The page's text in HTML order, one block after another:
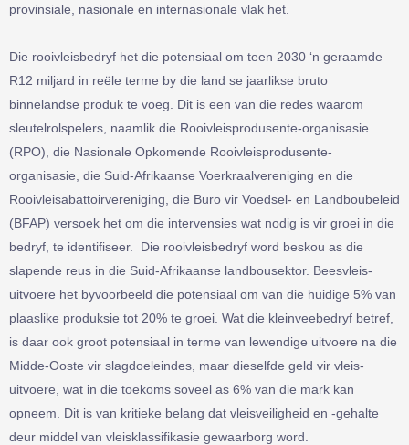
provinsiale, nasionale en internasionale vlak het.
Die rooivleisbedryf het die potensiaal om teen 2030 ‘n geraamde
R12 miljard in reële terme by die land se jaarlikse bruto
binnelandse produk te voeg. Dit is een van die redes waarom
sleutelrolspelers, naamlik die Rooivleisprodusente-organisasie
(RPO), die Nasionale Opkomende Rooivleisprodusente-
organisasie, die Suid-Afrikaanse Voerkraalvereniging en die
Rooivleisabattoirvereniging, die Buro vir Voedsel- en Landboubeleid
(BFAP) versoek het om die intervensies wat nodig is vir groei in die
bedryf, te identifiseer. Die rooivleisbedryf word beskou as die
slapende reus in die Suid-Afrikaanse landbousektor. Beesvleis-
uitvoere het byvoorbeeld die potensiaal om van die huidige 5% van
plaaslike produksie tot 20% te groei. Wat die kleinveebedryf betref,
is daar ook groot potensiaal in terme van lewendige uitvoere na die
Midde-Ooste vir slagdoeleindes, maar dieselfde geld vir vleis-
uitvoere, wat in die toekoms soveel as 6% van die mark kan
opneem. Dit is van kritieke belang dat vleisveiligheid en -gehalte
deur middel van vleisklassifikasie gewaarborg word.